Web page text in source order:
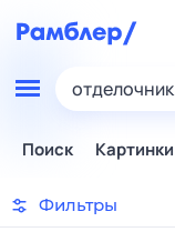
отделочник
Поиск Картинки
Фильтры